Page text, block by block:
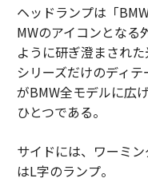
ヘッドランプは「
MWのアイコンとなる
ように研ぎ澄まされ
シリーズだけのディ
がBMW全モデルに広
ひとつである。
サイドには、ワーミ
はL字のランプ。